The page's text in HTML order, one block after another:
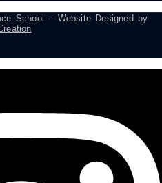
School – Website Designed by